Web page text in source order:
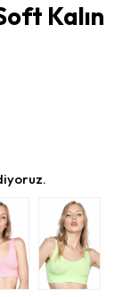
Kalın